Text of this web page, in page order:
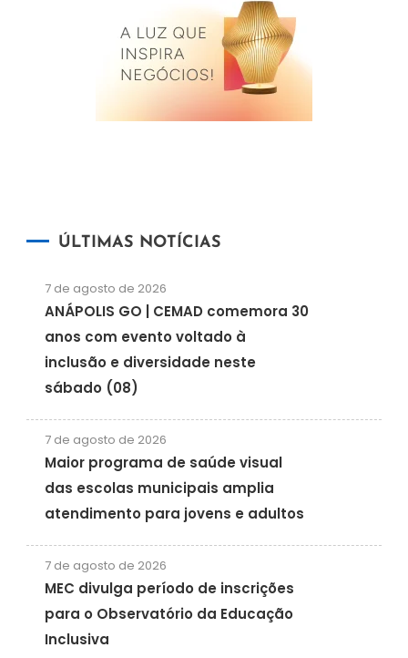
ÚLTIMAS NOTÍCIAS
7 de agosto de 2026
ANÁPOLIS GO | CEMAD comemora 30
anos com evento voltado à
inclusão e diversidade neste
sábado (08)
7 de agosto de 2026
Maior programa de saúde visual
das escolas municipais amplia
atendimento para jovens e adultos
7 de agosto de 2026
MEC divulga período de inscrições
para o Observatório da Educação
Inclusiva